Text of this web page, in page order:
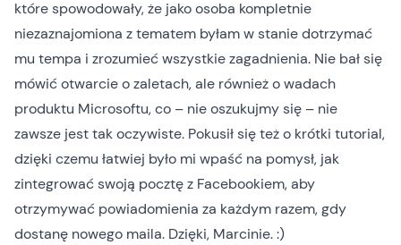
które spowodowały, że jako osoba kompletnie
niezaznajomiona z tematem byłam w stanie dotrzymać
mu tempa i zrozumieć wszystkie zagadnienia. Nie bał się
mówić otwarcie o zaletach, ale również o wadach
produktu Microsoftu, co – nie oszukujmy się – nie
zawsze jest tak oczywiste. Pokusił się też o krótki tutorial,
dzięki czemu łatwiej było mi wpaść na pomysł, jak
zintegrować swoją pocztę z Facebookiem, aby
otrzymywać powiadomienia za każdym razem, gdy
dostanę nowego maila. Dzięki, Marcinie. :)